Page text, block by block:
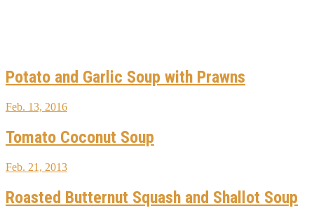
Potato and Garlic Soup with Prawns
Feb. 13, 2016
Tomato Coconut Soup
Feb. 21, 2013
Roasted Butternut Squash and Shallot Soup